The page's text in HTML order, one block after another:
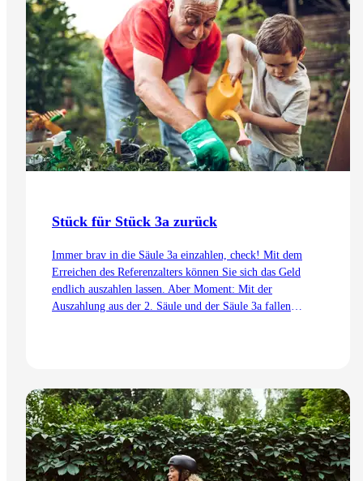
Stück für Stück 3a zurück
Immer brav in die Säule 3a einzahlen, check! Mit dem
Erreichen des Referenzalters können Sie sich das Geld
endlich auszahlen lassen. Aber Moment: Mit der
Auszahlung aus der 2. Säule und der Säule 3a fallen
Zum Artikel